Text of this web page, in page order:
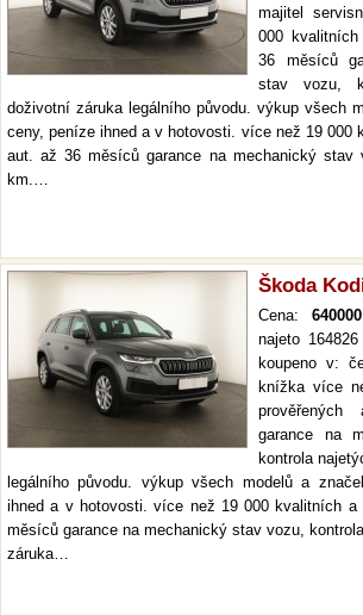
majitel
000
36 měsíců
stav vozu,
doživotní záruka legálního původu. výkup všech
ceny, peníze ihned a v hotovosti. více než 19 000
aut. až 36 měsíců garance na mechanický stav
km.…
Škoda
Cena: 640000
najeto
koupeno v:
knížka více
garance na
kontrola
legálního původu. výkup všech modelů a
ihned a v hotovosti. více než 19 000 kvalitních a
měsíců garance na mechanický stav vozu,
záruka…